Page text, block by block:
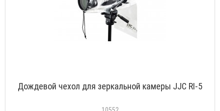
Дождевой чехол для зеркальной камеры JJC RI-5